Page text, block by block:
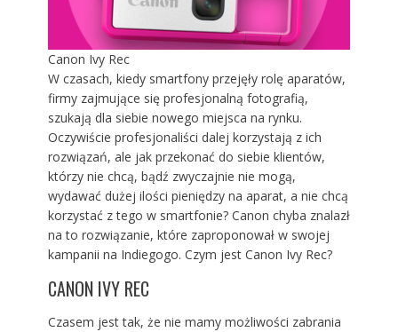
Canon Ivy Rec
W czasach, kiedy smartfony przejęły rolę aparatów,
firmy zajmujące się profesjonalną fotografią,
szukają dla siebie nowego miejsca na rynku.
Oczywiście profesjonaliści dalej korzystają z ich
rozwiązań, ale jak przekonać do siebie klientów,
którzy nie chcą, bądź zwyczajnie nie mogą,
wydawać dużej ilości pieniędzy na aparat, a nie chcą
korzystać z tego w smartfonie? Canon chyba znalazł
na to rozwiązanie, które zaproponował w swojej
kampanii na Indiegogo. Czym jest Canon Ivy Rec?
CANON IVY REC
Czasem jest tak, że nie mamy możliwości zabrania